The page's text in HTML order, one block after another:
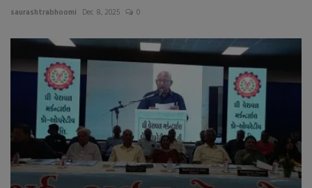
saurashtrabhoomi Dec 8, 2025 0